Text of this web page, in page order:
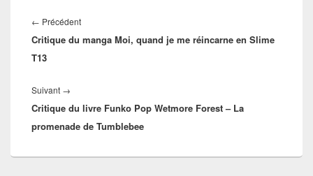
de
l’article
← PrécédentArticle
précédent :
Critique du manga Moi, quand je me réincarne en Slime
T13
Suivant →
suivant :
Critique du livre Funko Pop Wetmore Forest – La
promenade de Tumblebee